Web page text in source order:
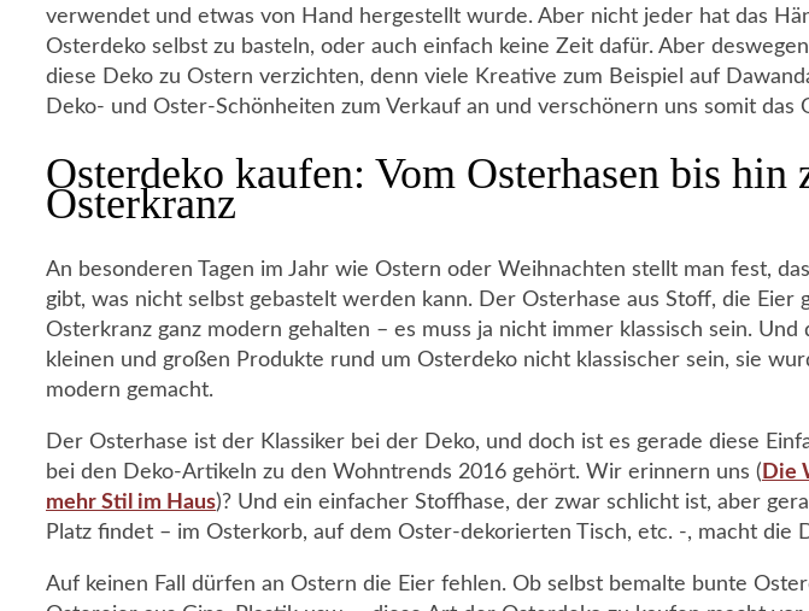
verwendet und etwas von Hand hergestellt wurde. Aber nicht jeder hat das
Osterdeko selbst zu basteln, oder auch einfach keine Zeit dafür. Aber
diese Deko zu Ostern verzichten, denn viele Kreative zum Beispiel auf
Deko- und Oster-Schönheiten zum Verkauf an und verschönern uns somit das
Osterdeko kaufen: Vom Osterhasen bis hin
Osterkranz
An besonderen Tagen im Jahr wie Ostern oder Weihnachten stellt man fest,
gibt, was nicht selbst gebastelt werden kann. Der Osterhase aus Stoff, die Eier
Osterkranz ganz modern gehalten – es muss ja nicht immer klassisch sein.
kleinen und großen Produkte rund um Osterdeko nicht klassischer sein, sie
modern gemacht.
Der Osterhase ist der Klassiker bei der Deko, und doch ist es gerade diese
bei den Deko-Artikeln zu den Wohntrends 2016 gehört. Wir erinnern uns ( Die
mehr Stil im Haus)? Und ein einfacher Stoffhase, der zwar schlicht ist, aber
Platz findet – im Osterkorb, auf dem Oster-dekorierten Tisch, etc. -, macht die
Auf keinen Fall dürfen an Ostern die Eier fehlen. Ob selbst bemalte bunte